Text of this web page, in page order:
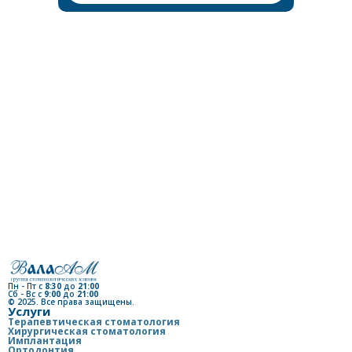
Пн - Пт с 8:30 до 21:00
Сб - Вс с 9:00 до 21:00
© 2025. Все права защищены.
Терапевтическая стоматология
Хирургическая стоматология
Имплантация
Услуги